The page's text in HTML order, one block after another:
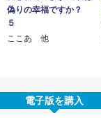
偽りの幸福ですか？
５
ここあ 他
電子版を購入